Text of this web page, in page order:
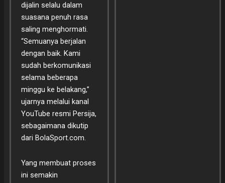
dijalin selalu dalam
suasana penuh rasa
saling menghormati.
“Semuanya berjalan
dengan baik. Kami
sudah berkomunikasi
selama beberapa
minggu ke belakang,”
ujarnya melalui kanal
YouTube resmi Persija,
sebagaimana dikutip
dari BolaSport.com.
Yang membuat proses
ini semakin